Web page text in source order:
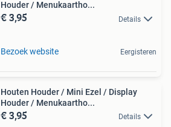
Houder / Menukaartho...
€ 3,95 Details
Bezoek website Eergisteren
Houten Houder / Mini Ezel / Display
Houder / Menukaartho...
€ 3,95 Details